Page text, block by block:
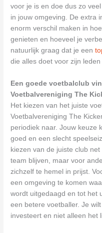
voor je is en doe dus zo
in jouw omgeving. De extra
enorm verschil maken in
genieten en hoeveel je
natuurlijk graag dat je een
die alles doet voor zijn
Een goede voetbalclub
Voetbalvereniging The
Het kiezen van het juiste
Voetbalvereniging The
periodiek naar. Jouw keuze
goed en een slecht
kiezen van de juiste club
team blijven, maar voor
zichzelf te hemel in prijst.
een omgeving te komen
wordt uitgedaagd en tot het
een betere voetballer. Je
investeert en niet alleen het